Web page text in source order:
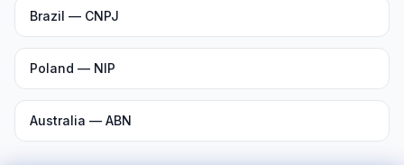
Brazil — CNPJ
Poland — NIP
Australia — ABN